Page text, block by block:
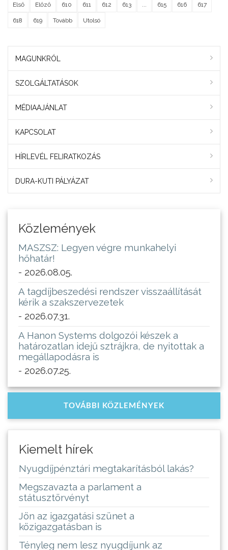
Első Előző 610 611 612 613 615 616 617
618 619 Tovább Utolsó
MAGUNKRÓL
SZOLGÁLTATÁSOK
MÉDIAAJÁNLAT
KAPCSOLAT
HÍRLEVÉL FELIRATKOZÁS
DURA-KUTI PÁLYÁZAT
Közlemények
MASZSZ: Legyen végre munkahelyi
hőhatár!
- 2026.08.05.
A tagdíjbeszedési rendszer visszaállítását
kérik a szakszervezetek
- 2026.07.31.
A Hanon Systems dolgozói készek a
határozatlan idejű sztrájkra, de nyitottak a
megállapodásra is
- 2026.07.25.
TOVÁBBI KÖZLEMÉNYEK
Kiemelt hírek
Nyugdíjpénztári megtakarításból lakás?
Megszavazta a parlament a
státusztörvényt
Jön az igazgatási szünet a
közigazgatásban is
Tényleg nem lesz nyugdíjunk az